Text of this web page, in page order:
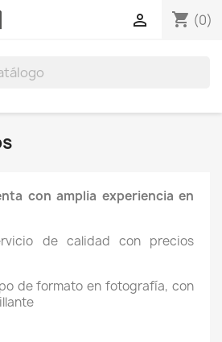
shopping_cart (0)

con amplia experiencia en
de calidad con precios
de formato en fotografía, con